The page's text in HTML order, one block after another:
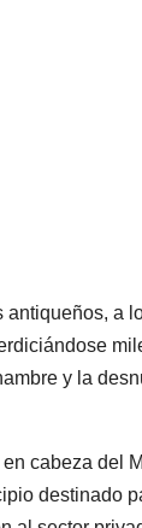
antiqueños, a
y la
cabeza del
destinado